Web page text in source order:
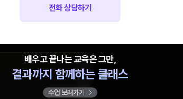
전화 상담하기
배우고 끝나는 교육은 그만,
결과까지 함께하는 클래스
수업 보러가기